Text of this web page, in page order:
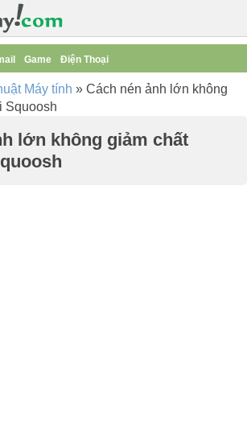
Game Điện Thoại
Máy tính » Cách nén ảnh lớn không
Squoosh
lớn không giảm chất